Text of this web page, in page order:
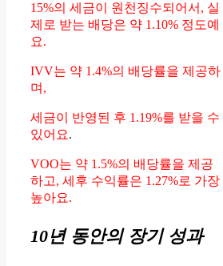
15%의 세금이 원천징수되어서, 실
제로 받는 배당은 약 1.10% 정도예
요.
IVV는 약 1.4%의 배당률을 제공하
며,
세금이 반영된 후 1.19%를 받을 수
있어요.
VOO는 약 1.5%의 배당률을 제공
하고, 세후 수익률은 1.27%로 가장
높아요.
10년 동안의 장기 성과